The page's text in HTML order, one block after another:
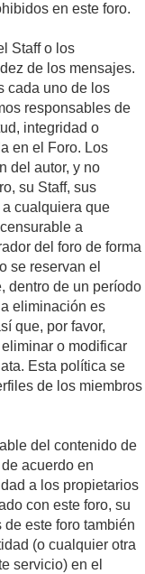
en este foro.
Staff o los
de los mensajes.
cada uno de los
responsables de
integridad o
en el Foro. Los
del autor, y no
su Staff, sus
cualquiera que
a
del foro de forma
se reservan el
dentro de un período
eliminación es
que, por favor,
o modificar
Esta política se
de los miembros
del contenido de
acuerdo en
a los propietarios
con este foro, su
este foro también
(o cualquier otra
servicio) en el